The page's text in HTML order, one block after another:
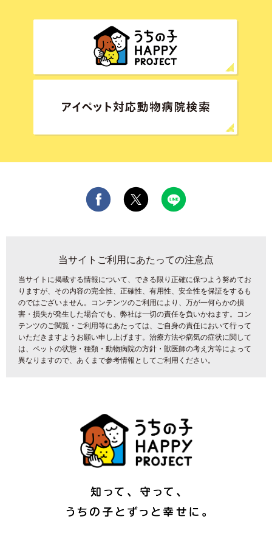
当サイトご利用にあたっての注意点
当サイトに掲載する情報について、できる限り正確に保つよう努めてお
りますが、その内容の完全性、正確性、有用性、安全性を保証をするも
のではございません。コンテンツのご利用により、万が一何らかの損
害・損失が発生した場合でも、弊社は一切の責任を負いかねます。コン
テンツのご閲覧・ご利用等にあたっては、ご自身の責任において行って
いただきますようお願い申し上げます。治療方法や病気の症状に関して
は、ペットの状態・種類・動物病院の方針・獣医師の考え方等によって
異なりますので、あくまで参考情報としてご利用ください。